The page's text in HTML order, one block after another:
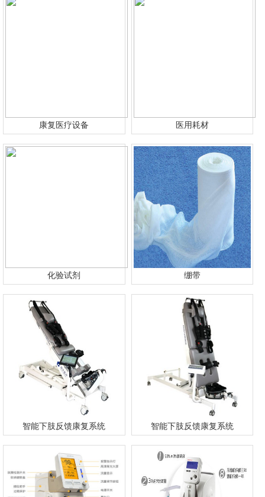
康复医疗设备 医用耗材
化验试剂 绷带
智能下肢反馈康复系统 智能下肢反馈康复系统